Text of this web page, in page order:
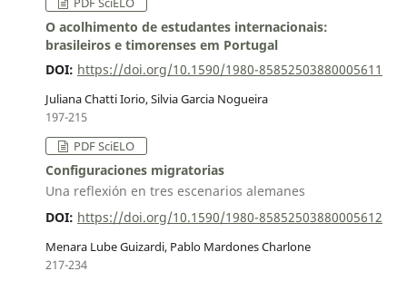
O acolhimento de estudantes internacionais:
brasileiros e timorenses em Portugal
DOI: https://doi.org/10.1590/1980-85852503880005611
Juliana Chatti Iorio, Silvia Garcia Nogueira
197-215
PDF SciELO
Configuraciones migratorias
Una reflexión en tres escenarios alemanes
DOI: https://doi.org/10.1590/1980-85852503880005612
Menara Lube Guizardi, Pablo Mardones Charlone
217-234